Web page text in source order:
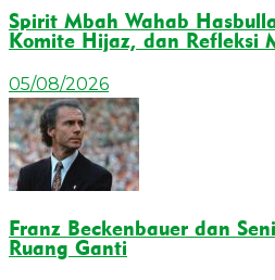
Spirit Mbah Wahab
Komite Hijaz, dan Refleksi
05/08/2026
Franz Beckenbauer dan
Ruang Ganti